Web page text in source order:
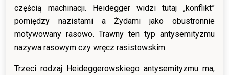
częścią machinacji. Heidegger widzi tutaj „konflikt”
pomiędzy nazistami a Żydami jako obustronnie
motywowany rasowo. Trawny ten typ antysemityzmu
nazywa rasowym czy wręcz rasistowskim.
Trzeci rodzaj Heideggerowskiego antysemityzmu ma,